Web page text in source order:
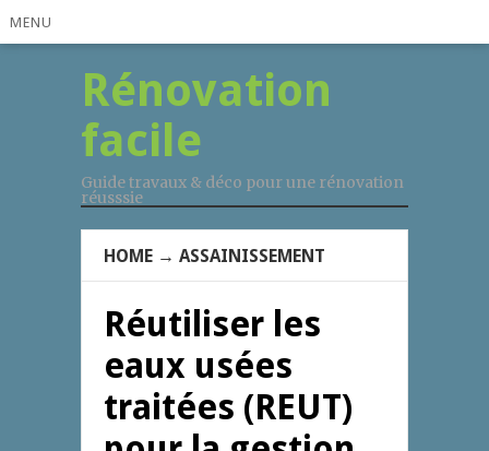
MENU
Rénovation
facile
Guide travaux & déco pour une rénovation
réusssie
HOME → ASSAINISSEMENT
Réutiliser les
eaux usées
traitées (REUT)